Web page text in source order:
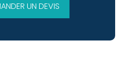
UN DEVIS